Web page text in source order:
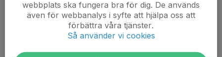
webbplats ska fungera bra för dig. De används
även för webbanalys i syfte att hjälpa oss att
förbättra våra tjänster.
Så använder vi cookies